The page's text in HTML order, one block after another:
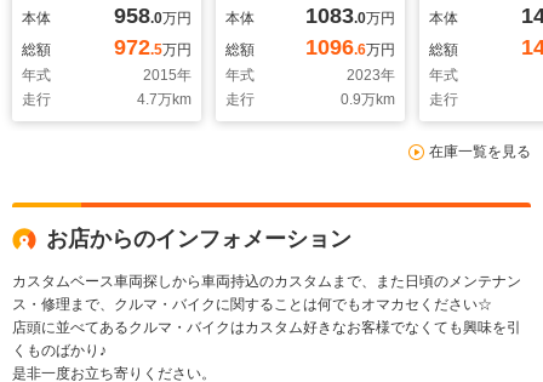
ア・カーボンパネル・
スポーツシート・スポ
ーツステア・レッドメ
ーター・TPM・電格
ミラー・デイライト・
本体 958.0万円
総額
972.5万円
年式
2015年
走行
4.7万km
シュタインダンパー・
アイバッハサス・ロッ
キードブレーキ・イエ
ローキャリパー・LED
オートヘッドライト・
クルコン・Bカメ・
ETC
本体 1083.0万円
総額
1096.6万円
年式
2023年
走行
0.9万km
ンメッキパッ
ックスタイル
360度カメラ
カメラ・社外
チアルミホイ
人ワンオーナ
カバー
本体
総額
年式
走行
在庫一覧を見る
お店からのインフォメーション
カスタムベース車両探しから車両持込のカスタムまで、また日頃のメンテナン
ス・修理まで、クルマ・バイクに関することは何でもオマカセください☆
店頭に並べてあるクルマ・バイクはカスタム好きなお客様でなくても興味を引
くものばかり♪
是非一度お立ち寄りください。